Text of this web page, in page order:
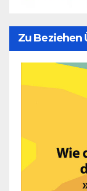
Zu Beziehen